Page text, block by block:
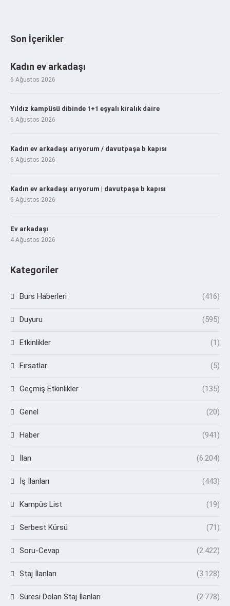
Son İçerikler
Kadın ev arkadaşı
6 Ağustos 2026
Yıldız kampüsü dibinde 1+1 eşyalı kiralık daire
6 Ağustos 2026
Kadın ev arkadaşı arıyorum / davutpaşa b kapısı
6 Ağustos 2026
Kadın ev arkadaşı arıyorum | davutpaşa b kapısı
6 Ağustos 2026
Ev arkadaşı
4 Ağustos 2026
Kategoriler
Burs Haberleri (416)
Duyuru (595)
Etkinlikler (1)
Fırsatlar (5)
Geçmiş Etkinlikler (135)
Genel (20)
Haber (941)
İlan (6.204)
İş İlanları (443)
Kampüs List (19)
Serbest Kürsü (71)
Soru-Cevap (2.422)
Staj İlanları (3.128)
Süresi Dolan Staj İlanları (2.778)